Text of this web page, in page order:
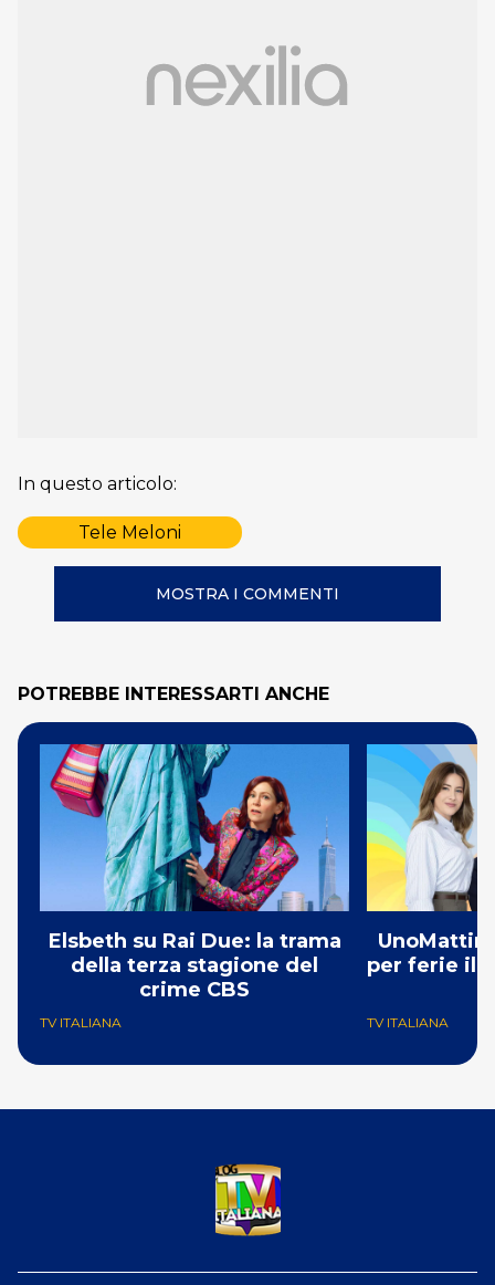
In questo articolo:
Tele Meloni
MOSTRA I COMMENTI
POTREBBE INTERESSARTI ANCHE
Elsbeth su Rai Due: la trama
della terza stagione del
crime CBS
TV ITALIANA
per ferie il
TV ITALIANA